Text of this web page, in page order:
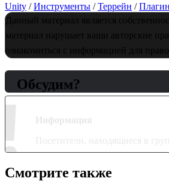
Unity /Инструменты /Террейн /
Данный материал является
материал нарушает ваши авторские
ознакомиться с информацией для
Обсудим?
!
Информация
Посетители, находящиеся в
Смотрите также